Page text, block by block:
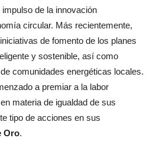
de la innovación
circular. Más recientemente,
de fomento de los planes
y sostenible, así como
comunidades energéticas locales.
a premiar a la labor
materia de igualdad de sus
tipo de acciones en sus
Oro.